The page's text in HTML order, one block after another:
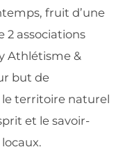
fruit d’une
2 associations
Athlétisme &
but de
le territoire naturel
et le savoir-